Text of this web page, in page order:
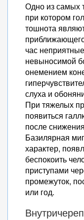
Одно из самых
при котором
тошнота
час
невыносимой
онемением
слуха и
При тяжелых
появиться
после
Базилярная
характер,
беспокоить
приступами
промежуток,
или год.